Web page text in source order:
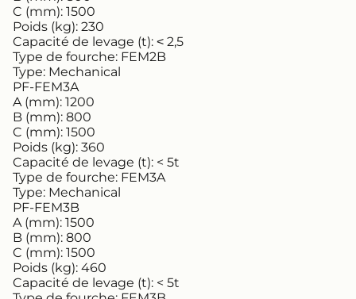
C (mm): 1500
Poids (kg): 230
Capacité de levage (t): ˂ 2,5
Type de fourche: FEM2B
Type: Mechanical
PF-FEM3A
A (mm): 1200
B (mm): 800
C (mm): 1500
Poids (kg): 360
Capacité de levage (t): < 5t
Type de fourche: FEM3A
Type: Mechanical
PF-FEM3B
A (mm): 1500
B (mm): 800
C (mm): 1500
Poids (kg): 460
Capacité de levage (t): < 5t